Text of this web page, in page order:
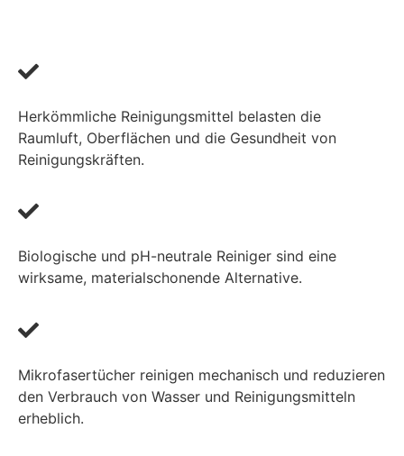
Herkömmliche Reinigungsmittel belasten die
Raumluft, Oberflächen und die Gesundheit von
Reinigungskräften.
Biologische und pH-neutrale Reiniger sind eine
wirksame, materialschonende Alternative.
Mikrofasertücher reinigen mechanisch und reduzieren
den Verbrauch von Wasser und Reinigungsmitteln
erheblich.